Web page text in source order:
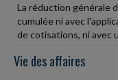
La réduction générale
cumulée ni avec
de cotisations, ni avec
Vie des affaires